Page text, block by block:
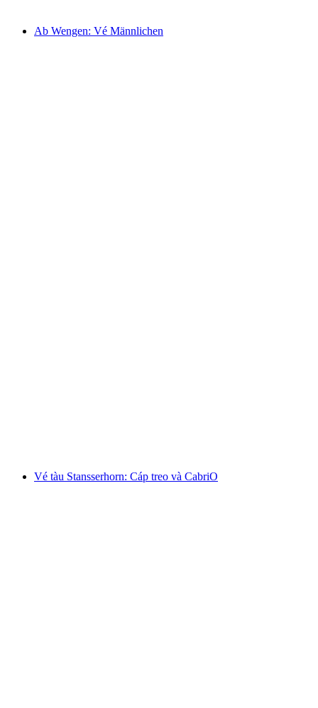
Ab Wengen: Vé Männlichen
Vé tàu Stansserhorn: Cáp treo và CabriO